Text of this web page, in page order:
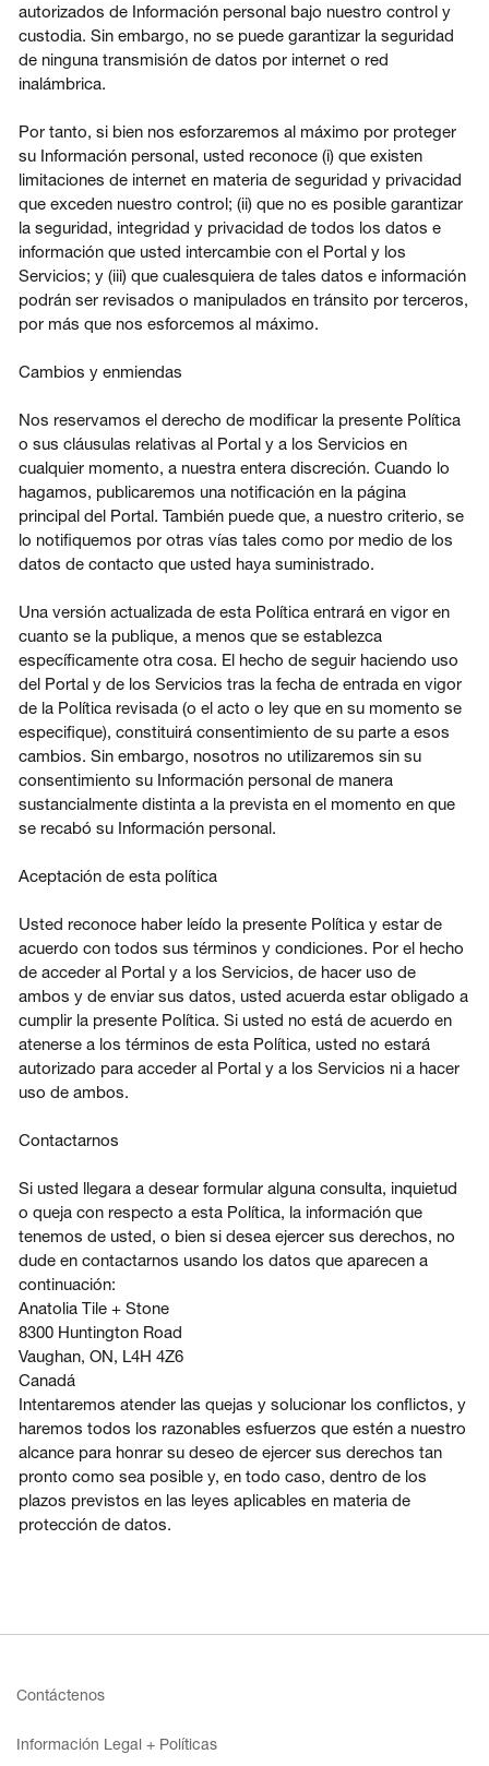
autorizados de Información personal bajo nuestro control y
custodia. Sin embargo, no se puede garantizar la seguridad
de ninguna transmisión de datos por internet o red
inalámbrica.
Por tanto, si bien nos esforzaremos al máximo por proteger
su Información personal, usted reconoce (i) que existen
limitaciones de internet en materia de seguridad y privacidad
que exceden nuestro control; (ii) que no es posible garantizar
la seguridad, integridad y privacidad de todos los datos e
información que usted intercambie con el Portal y los
Servicios; y (iii) que cualesquiera de tales datos e información
podrán ser revisados o manipulados en tránsito por terceros,
por más que nos esforcemos al máximo.
Cambios y enmiendas
Nos reservamos el derecho de modificar la presente Política
o sus cláusulas relativas al Portal y a los Servicios en
cualquier momento, a nuestra entera discreción. Cuando lo
hagamos, publicaremos una notificación en la página
principal del Portal. También puede que, a nuestro criterio, se
lo notifiquemos por otras vías tales como por medio de los
datos de contacto que usted haya suministrado.
Una versión actualizada de esta Política entrará en vigor en
cuanto se la publique, a menos que se establezca
específicamente otra cosa. El hecho de seguir haciendo uso
del Portal y de los Servicios tras la fecha de entrada en vigor
de la Política revisada (o el acto o ley que en su momento se
especifique), constituirá consentimiento de su parte a esos
cambios. Sin embargo, nosotros no utilizaremos sin su
consentimiento su Información personal de manera
sustancialmente distinta a la prevista en el momento en que
se recabó su Información personal.
Aceptación de esta política
Usted reconoce haber leído la presente Política y estar de
acuerdo con todos sus términos y condiciones. Por el hecho
de acceder al Portal y a los Servicios, de hacer uso de
ambos y de enviar sus datos, usted acuerda estar obligado a
cumplir la presente Política. Si usted no está de acuerdo en
atenerse a los términos de esta Política, usted no estará
autorizado para acceder al Portal y a los Servicios ni a hacer
uso de ambos.
Contactarnos
Si usted llegara a desear formular alguna consulta, inquietud
o queja con respecto a esta Política, la información que
tenemos de usted, o bien si desea ejercer sus derechos, no
dude en contactarnos usando los datos que aparecen a
continuación:
Anatolia Tile + Stone
8300 Huntington Road
Vaughan, ON, L4H 4Z6
Canadá
Intentaremos atender las quejas y solucionar los conflictos, y
haremos todos los razonables esfuerzos que estén a nuestro
alcance para honrar su deseo de ejercer sus derechos tan
pronto como sea posible y, en todo caso, dentro de los
plazos previstos en las leyes aplicables en materia de
protección de datos.
Contáctenos
Información Legal + Políticas